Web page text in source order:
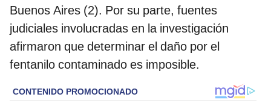
Buenos Aires (2). Por su parte, fuentes
judiciales involucradas en la investigación
afirmaron que determinar el daño por el
fentanilo contaminado es imposible.